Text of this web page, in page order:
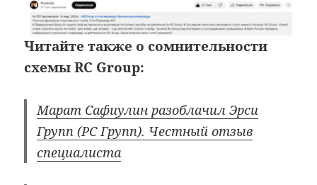
Читайте также о сомнительности
схемы RC Group:
Марат Сафиулин разоблачил Эрси
Групп (РС Групп). Честный отзыв
специалиста